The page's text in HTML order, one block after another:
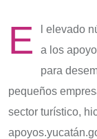
E
l elevado
a los
para
pequeños
sector turístico,